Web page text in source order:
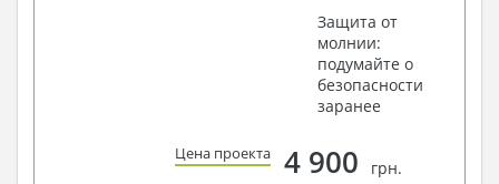
Защита от
молнии:
подумайте о
безопасности
заранее
Цена проекта 4 900 грн.